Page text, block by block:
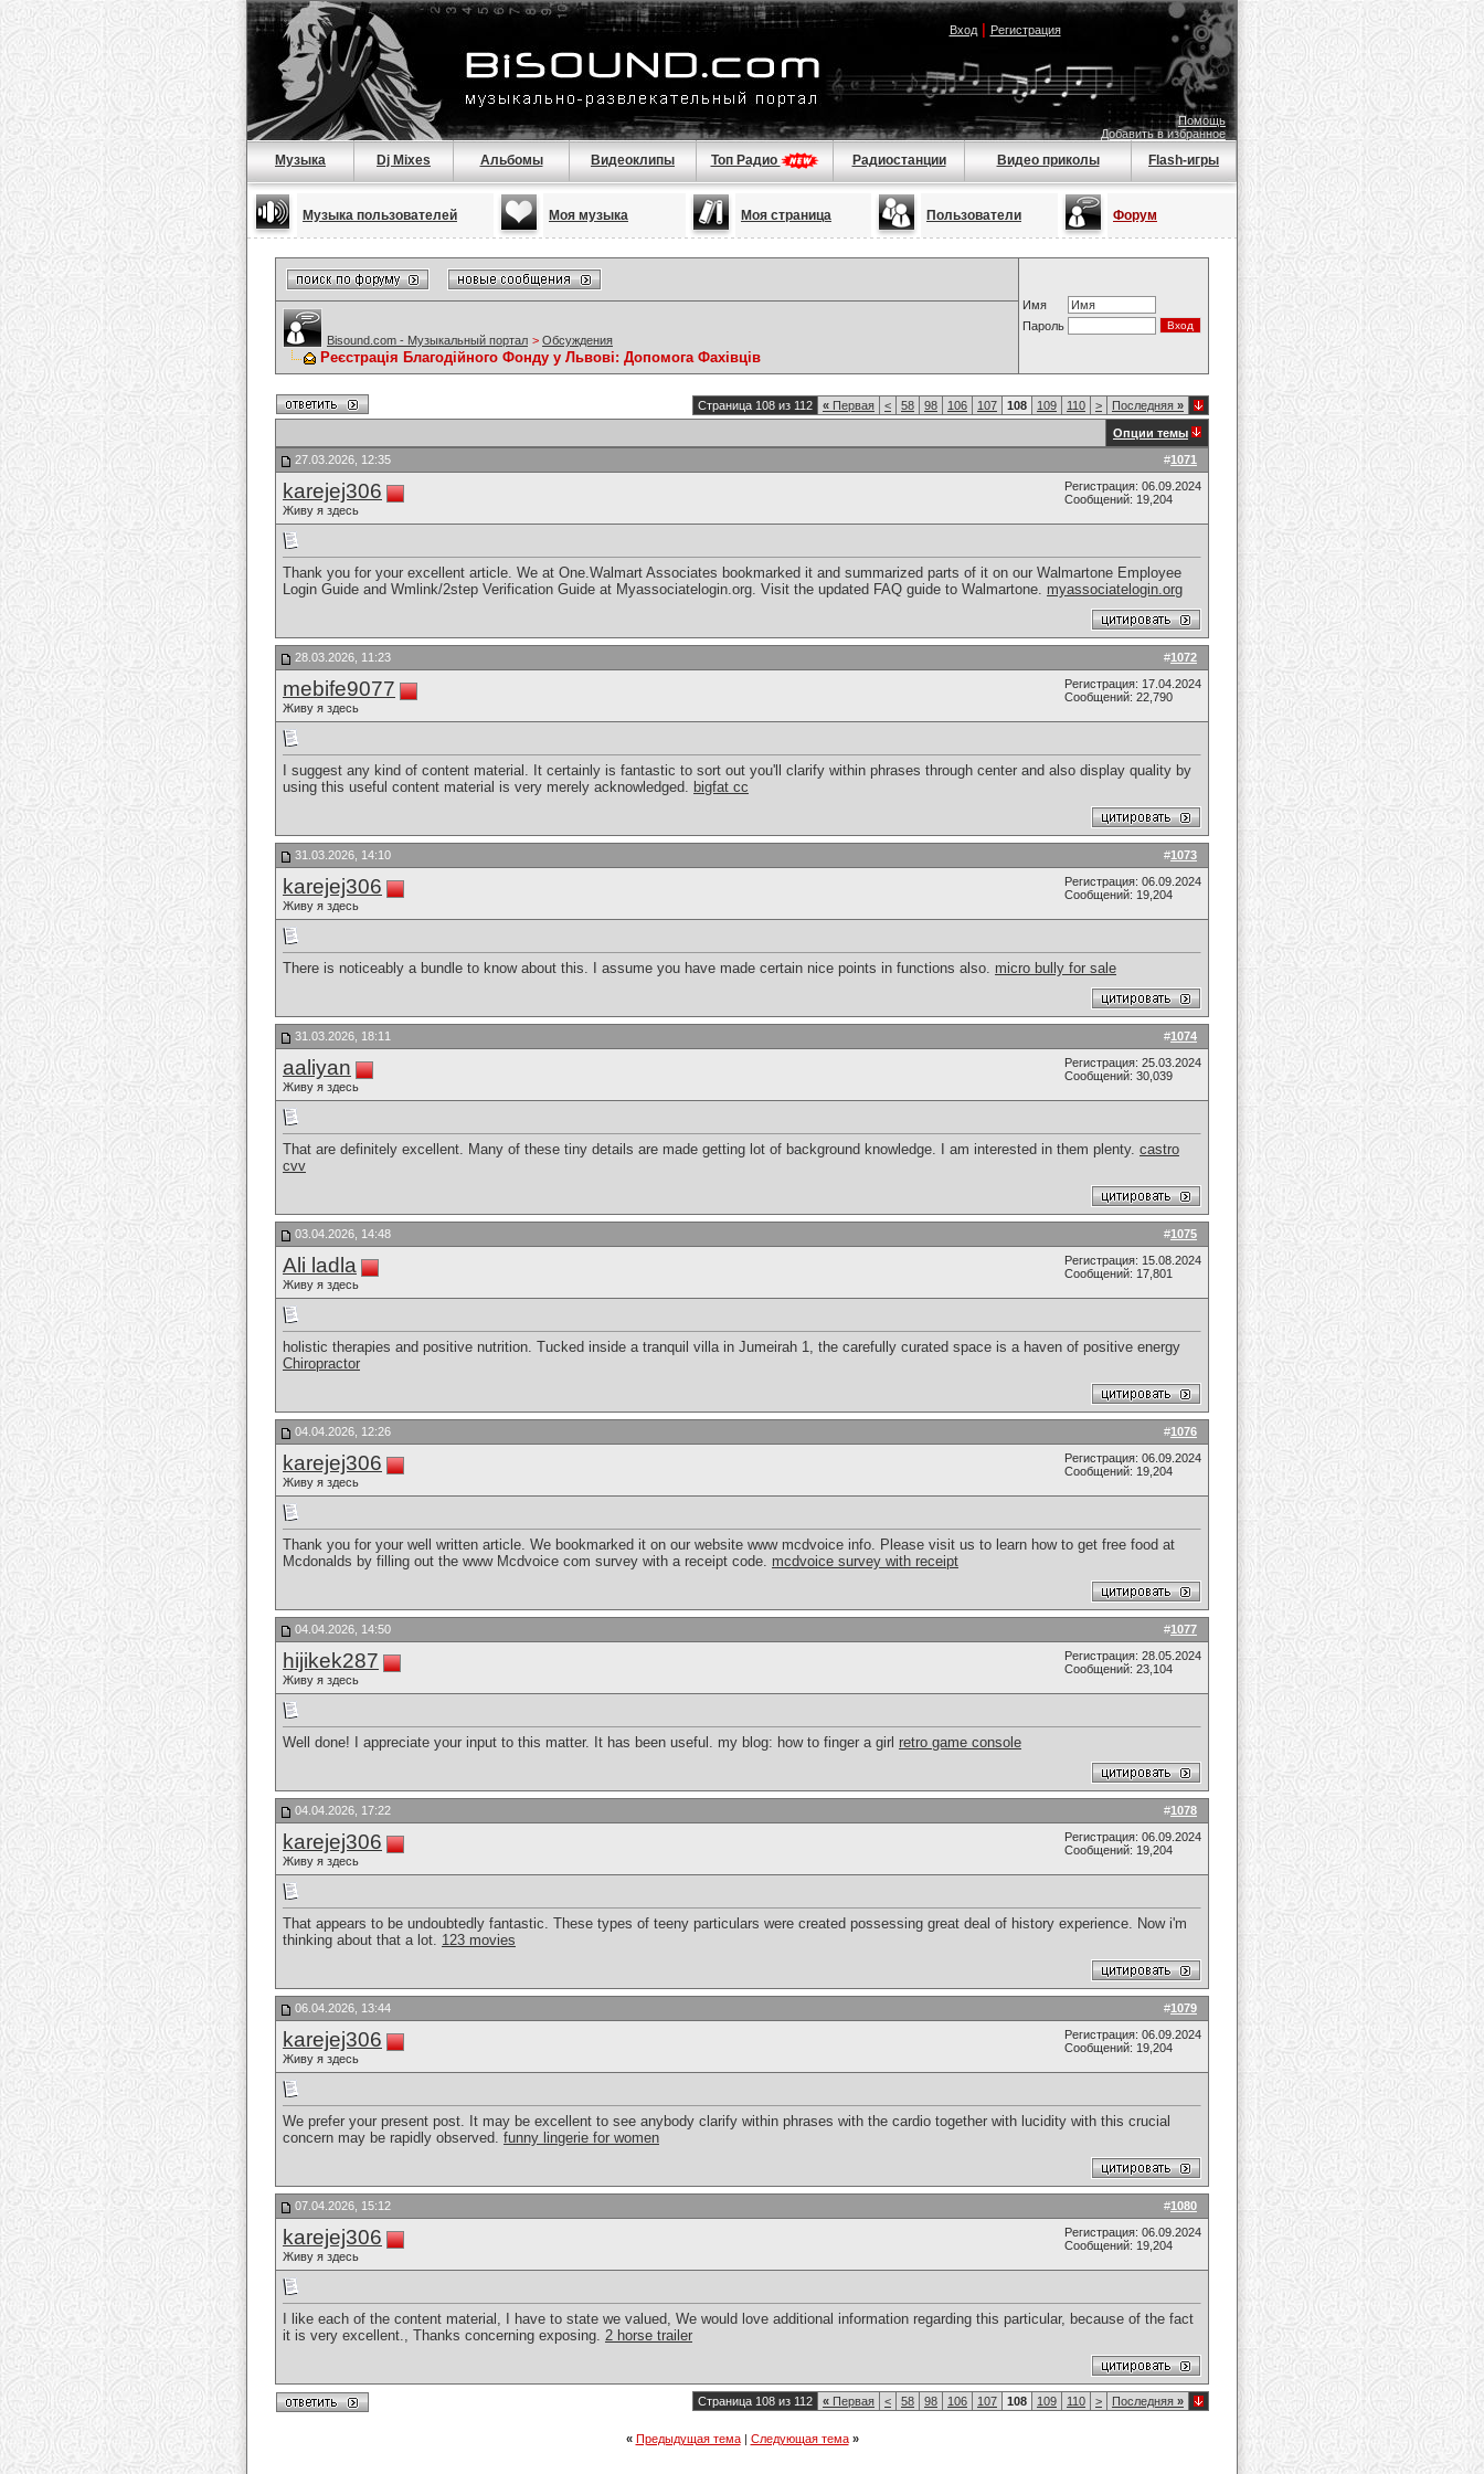
Вход| Регистрация
Помощь
Добавить в избранное
Музыка Dj Mixes Альбомы Видеоклипы Топ Радио Радиостанции Видео приколы Flash-игры
Музыка пользователей Моя музыка Моя страница Пользователи Форум
Имя
Пароль
Bisound.com - Музыкальный портал > Обсуждения
Реєстрація Благодійного Фонду у Львові: Допомога Фахівців
Страница 108 из 112 « Первая < 58 98 106 107 108 109 110 > Последняя »
Опции темы
#1071
27.03.2026, 12:35
karejej306
Живу я здесь
Регистрация: 06.09.2024
Сообщений: 19,204
Thank you for your excellent article. We at One.Walmart Associates bookmarked it and summarized parts of it on our Walmartone Employee
Login Guide and Wmlink/2step Verification Guide at Myassociatelogin.org. Visit the updated FAQ guide to Walmartone. myassociatelogin.org
#1072
28.03.2026, 11:23
mebife9077
Живу я здесь
Регистрация: 17.04.2024
Сообщений: 22,790
I suggest any kind of content material. It certainly is fantastic to sort out you'll clarify within phrases through center and also display quality by
using this useful content material is very merely acknowledged. bigfat cc
#1073
31.03.2026, 14:10
karejej306
Живу я здесь
Регистрация: 06.09.2024
Сообщений: 19,204
There is noticeably a bundle to know about this. I assume you have made certain nice points in functions also. micro bully for sale
#1074
31.03.2026, 18:11
aaliyan
Живу я здесь
Регистрация: 25.03.2024
Сообщений: 30,039
That are definitely excellent. Many of these tiny details are made getting lot of background knowledge. I am interested in them plenty. castro
cvv
#1075
03.04.2026, 14:48
Ali ladla
Живу я здесь
Регистрация: 15.08.2024
Сообщений: 17,801
holistic therapies and positive nutrition. Tucked inside a tranquil villa in Jumeirah 1, the carefully curated space is a haven of positive energy
Chiropractor
#1076
04.04.2026, 12:26
karejej306
Живу я здесь
Регистрация: 06.09.2024
Сообщений: 19,204
Thank you for your well written article. We bookmarked it on our website www mcdvoice info. Please visit us to learn how to get free food at
Mcdonalds by filling out the www Mcdvoice com survey with a receipt code. mcdvoice survey with receipt
#1077
04.04.2026, 14:50
hijikek287
Живу я здесь
Регистрация: 28.05.2024
Сообщений: 23,104
Well done! I appreciate your input to this matter. It has been useful. my blog: how to finger a girl retro game console
#1078
04.04.2026, 17:22
karejej306
Живу я здесь
Регистрация: 06.09.2024
Сообщений: 19,204
That appears to be undoubtedly fantastic. These types of teeny particulars were created possessing great deal of history experience. Now i'm
thinking about that a lot. 123 movies
#1079
06.04.2026, 13:44
karejej306
Живу я здесь
Регистрация: 06.09.2024
Сообщений: 19,204
We prefer your present post. It may be excellent to see anybody clarify within phrases with the cardio together with lucidity with this crucial
concern may be rapidly observed. funny lingerie for women
#1080
07.04.2026, 15:12
karejej306
Живу я здесь
Регистрация: 06.09.2024
Сообщений: 19,204
I like each of the content material, I have to state we valued, We would love additional information regarding this particular, because of the fact
it is very excellent., Thanks concerning exposing. 2 horse trailer
Страница 108 из 112 « Первая < 58 98 106 107 108 109 110 > Последняя »
« Предыдущая тема| Следующая тема »